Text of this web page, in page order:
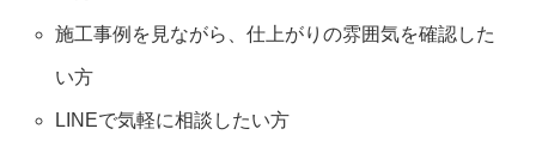
施工事例を見ながら、仕上がりの雰囲気を確認した
い方
LINEで気軽に相談したい方